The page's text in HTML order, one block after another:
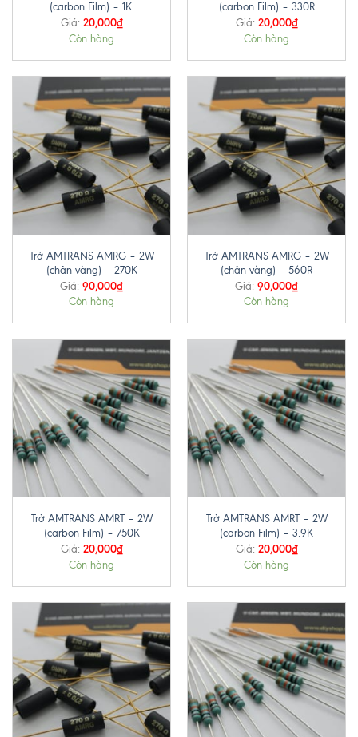
(carbon Film) – 1K.
Giá: 20,000₫
Còn hàng
(carbon Film) – 330R
Giá: 20,000₫
Còn hàng
Trở AMTRANS AMRG – 2W
(chân vàng) – 270K
Giá: 90,000₫
Còn hàng
Trở AMTRANS AMRG – 2W
(chân vàng) – 560R
Giá: 90,000₫
Còn hàng
Trở AMTRANS AMRT – 2W
(carbon Film) – 750K
Giá: 20,000₫
Còn hàng
Trở AMTRANS AMRT – 2W
(carbon Film) – 3.9K
Giá: 20,000₫
Còn hàng